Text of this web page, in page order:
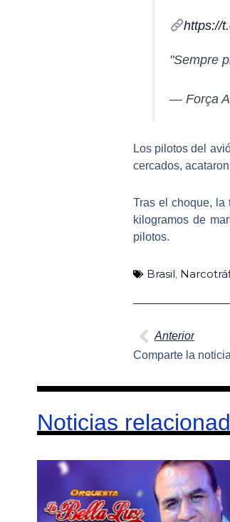
https://
"Sempre
— Força
Los pilotos del
cercados,
Tras el choque, la
kilogramos de
pilotos.
Brasil,
Anterior
Comparte la noticia
Noticias